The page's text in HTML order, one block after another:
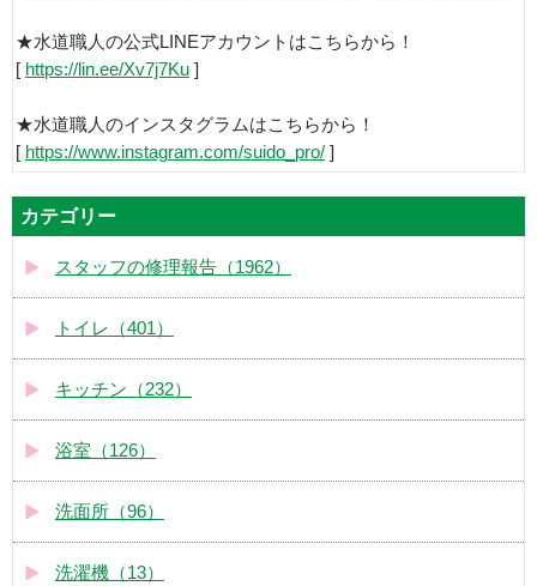
★水道職人の公式LINEアカウントはこちらから！
[ https://lin.ee/Xv7j7Ku ]
★水道職人のインスタグラムはこちらから！
[ https://www.instagram.com/suido_pro/ ]
カテゴリー
スタッフの修理報告（1962）
トイレ（401）
キッチン（232）
浴室（126）
洗面所（96）
洗濯機（13）